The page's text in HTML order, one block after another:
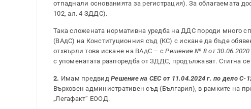
отпаднали основанията за регистрация). За облагаемата
102, ал. 4 ЗДДС).
Така сложената нормативна уредба на ДДС породи много
(ВАдС) на Конституционния съд (КС) с искане да бъде
отхвърли това искане на ВАдС – сРешение № 8 от 30.06.2020
с упоменатата разпоредба от ЗДДС, продължават. Стигна
2. Имам предвид Решение на СЕС от 11.04.2024 г. по дело C-
Върховен административен съд (България), в рамките на
„Легафакт“ ЕООД.